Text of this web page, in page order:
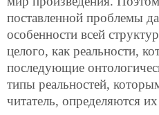
поставленной проблемы
особенности всей
целого, как реальности,
последующие
типы реальностей,
читатель, определяются